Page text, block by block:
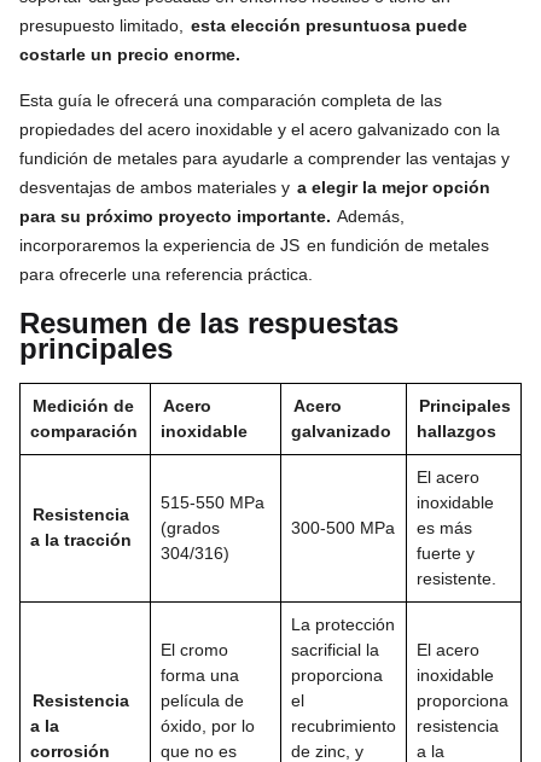
presupuesto limitado,
esta elección presuntuosa puede
costarle un precio enorme.
Esta guía le ofrecerá una comparación completa de las
propiedades del acero inoxidable y el acero galvanizado con la
fundición de metales para ayudarle a comprender las ventajas y
desventajas de ambos materiales y a elegir la mejor opción
para su próximo proyecto importante. Además,
incorporaremos la experiencia de JS en fundición de metales
para ofrecerle una referencia práctica.
Resumen de las respuestas
principales
Medición de
comparación
Acero
inoxidable
Acero
galvanizado
Principales
hallazgos
Resistencia
a la tracción
515-550 MPa
(grados
304/316)
300-500 MPa
El acero
inoxidable
es más
fuerte y
resistente.
Resistencia
a la
corrosión
El cromo
forma una
película de
óxido, por lo
que no es
La protección
sacrificial la
proporciona
el
recubrimiento
de zinc, y
El acero
inoxidable
proporciona
resistencia
a la